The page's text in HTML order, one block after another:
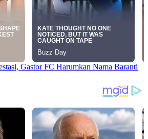
Gastor FC Harumkan Nama Baranti